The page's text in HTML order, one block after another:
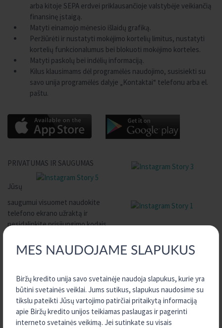
MES NAUDOJAME SLAPUKUS
Biržų kredito unija savo svetainėje naudoja slapukus, kurie yra
būtini svetainės veiklai. Jums sutikus, slapukus naudosime su
tikslu pateikti Jūsų vartojimo patirčiai pritaikytą informaciją
apie Biržų kredito unijos teikiamas paslaugas ir pagerinti
interneto svetainės veikimą. Jei sutinkate su visais
arba kitoje SEPA erdvei priklausančioje valstybėje veikiančią
finansinę įstaigą.
Matyti einamojo mėnesio išlaidų grafiką.
Peržiūrėti ir nustatyti mokėjimo kortelių limitus, nustatyti
kortelių funkcionalumus bei blokuoti mokėjimo korteles.
Matyti paskolų bei indėlių informaciją.
Kilus klausimams dėl programėlės naudojimo, susisiekti su
savo unija programėlės dalyje „Kontaktai“ telefonu arba el.
paštu.
PRIVATUMAS IR SAUGUMAS
Jūsų
saugumui visuomet naudokite
telefono ekrano užraktą ir
nesidalinkite prisijungimo kodais.
ATSILIEPIMAI
Dėkojame už Jūsų vertinimus ir atsiliepimus apie
programėlęinfo@kreda.lt